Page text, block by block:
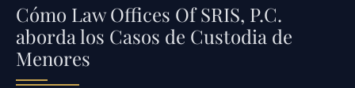
Cómo Law Offices Of SRIS, P.C.
aborda los Casos de Custodia de
Menores